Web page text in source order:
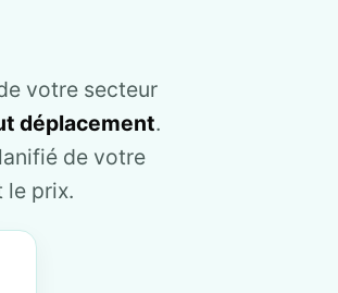
votre secteur
déplacement.
de votre
le prix.